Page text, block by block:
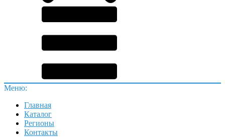
Меню:
Главная
Каталог
Регионы
Контакты